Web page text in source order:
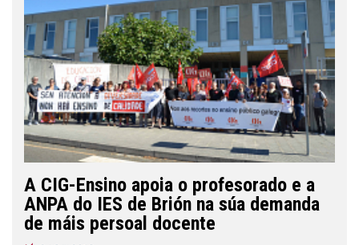
A CIG-Ensino apoia o profesorado e a
ANPA do IES de Brión na súa demanda
de máis persoal docente